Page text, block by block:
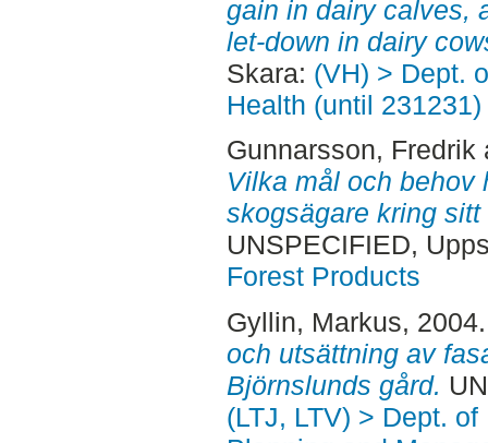
gain in dairy calves,
let-down in dairy
Skara: (VH) > Dept.
Health (until 231231)
Gunnarsson, Fredrik
Vilka mål och behov
skogsägare kring
UNSPECIFIED,
Forest Products
Gyllin, Markus,
och utsättning av
Björnslunds gård.
(LTJ, LTV) > Dept.